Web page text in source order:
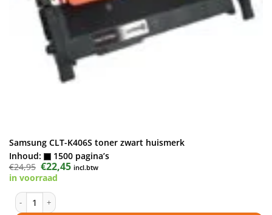
Samsung CLT-K406S toner zwart huismerk
Inhoud:
1500 pagina’s
€24,95 Oorspronkelijke
prijs
was:
€24,95.
€22,45Huidige
prijs
incl.btw
in voorraad
Samsung CLT-K406S toner zwart huismerk aantal